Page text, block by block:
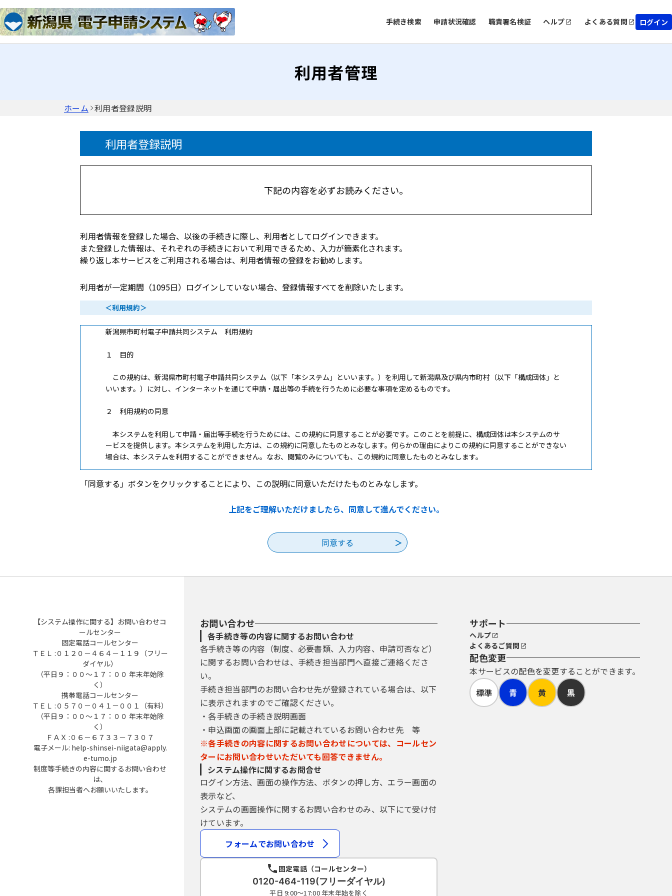
手続き検索 申請状況確認 職責署名検証 ヘルプ よくある質問 ログイン
利用者管理
ホーム 利用者登録説明
利用者登録説明
下記の内容を必ずお読みください。
利用者情報を登録した場合、以後の手続きに際し、利用者としてログインできます。
また登録した情報は、それぞれの手続きにおいて利用できるため、入力が簡素化されます。
繰り返し本サービスをご利用される場合は、利用者情報の登録をお勧めします。
利用者が一定期間（1095日）ログインしていない場合、登録情報すべてを削除いたします。
＜利用規約＞
新潟県市町村電子申請共同システム 利用規約
１ 目的
この規約は、新潟県市町村電子申請共同システム（以下「本システム」といいます。）を利用して新潟県及び県内市町村（以下「構成団体」と
いいます。）に対し、インターネットを通じて申請・届出等の手続を行うために必要な事項を定めるものです。
２ 利用規約の同意
本システムを利用して申請・届出等手続を行うためには、この規約に同意することが必要です。このことを前提に、構成団体は本システムのサ
ービスを提供します。本システムを利用した方は、この規約に同意したものとみなします。何らかの理由によりこの規約に同意することができない
場合は、本システムを利用することができません。なお、閲覧のみについても、この規約に同意したものとみなします。
３ 利用者ＩＤ・パスワード等の登録・変更及び削除
（２）住所、氏名、メールアドレス等に変更があった場合は変更手続を行ってください。
（３）本システムは、利用者が登録したメールアドレスへＵＲＬを送信します。利用者は、メールに記載されているＵＲＬにアクセスすることで、
利用者は、次の事項をご確認ください。
（１）利用者ＩＤ、パスワード、整理番号及びパスワード（申請データ用）は、他者に知られないように管理してください。
（２）他者からのパスワード等の照会には応じないでください。
（３）利用者ＩＤ及びパスワードは、再発行しません。なお、利用者ＩＤ及びパスワードを紛失し、盗難に遭い、又は不正使用されたことが分か
ったときは、速やかに問い合わせ先に連絡し、その指示に従ってください。
（４）利用者ＩＤ及びパスワードについては、特に有効期限は設けないものとしますが、利用者ＩＤ及びパスワードの利用が３年間行われない場
合は、構成団体の職権において抹消することができるものとします。
（５）構成団体は、利用者ＩＤ及びパスワード又は整理番号及びパスワード（申請データ用）を使用して行われた手続については、本人がこれを
５ 電子証明書の取得・管理
（１）利用者が、システムを利用して申請･届出等の手続を行う場合、電子的な署名（以下「電子署名」という。）を必要とするものがあります。
電子署名が必要な手続については、自ら電子証明書を取得して、申請･届出等のデータに署名を付けて申請するものとします。
（２）（１）の電子署名を利用する場合、利用環境の準備、電子証明書のインストール及びそれらの利用に関しては、利用者の責任と費用におい
（３）利用者は、自らの責任において電子証明書を厳重に管理するものとし、漏えいの可能性がある場合は、電子証明書を発行した認証局（公的
個人認証については、交付を受けた市町窓口）に対して速やかに必要な手続を行うこととします。
（４）構成団体は、当該利用者の電子証明書により申請･届出等の手続が行われたものは、全て当該利用者の意思によるものとみなします。
利用者は、本システムが障害その他の理由により利用できなくなった場合には、他の方法による手続を行うこととし、このことを承知した上で
「同意する」ボタンをクリックすることにより、この説明に同意いただけたものとみなします。
上記をご理解いただけましたら、同意して進んでください。
【システム操作に関する】お問い合わせコ
ールセンター
固定電話コールセンター
ＴＥＬ :０１２０－４６４－１１９（フリー
ダイヤル）
（平日９：００～１７：００ 年末年始除
く）
携帯電話コールセンター
ＴＥＬ :０５７０－０４１－００１（有料）
（平日９：００～１７：００ 年末年始除
く）
ＦＡＸ :０６－６７３３－７３０７
電子メール: help-shinsei-niigata@apply.
e-tumo.jp
制度等手続きの内容に関するお問い合わせ
は、
各課担当者へお願いいたします。
お問い合わせ
各手続き等の内容に関するお問い合わせ
各手続き等の内容（制度、必要書類、入力内容、申請可否など）
に関するお問い合わせは、手続き担当部門へ直接ご連絡くださ
い。
手続き担当部門のお問い合わせ先が登録されている場合は、以下
に表示されますのでご確認ください。
・各手続きの手続き説明画面
・申込画面の画面上部に記載されているお問い合わせ先 等
※各手続きの内容に関するお問い合わせについては、コールセン
ターにお問い合わせいただいても回答できません。
システム操作に関するお問合せ
ログイン方法、画面の操作方法、ボタンの押し方、エラー画面の
表示など、
システムの画面操作に関するお問い合わせのみ、以下にて受け付
けています。
フォームでお問い合わせ
固定電話（コールセンター）
0120-464-119(フリーダイヤル)
平日 9:00～17:00 年末年始を除く
サポート
ヘルプ
よくあるご質問
配色変更
本サービスの配色を変更することができます。
標準
青 黄 黒